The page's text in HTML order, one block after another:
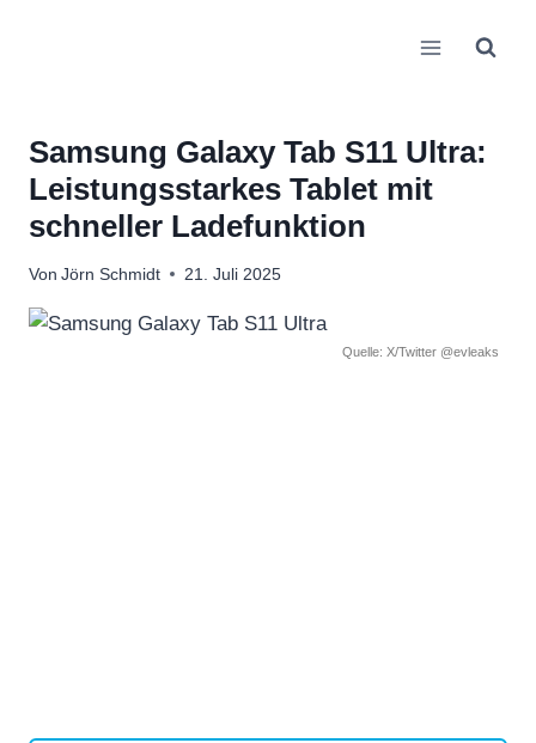
Samsung Galaxy Tab S11 Ultra:
Leistungsstarkes Tablet mit
schneller Ladefunktion
Von Jörn Schmidt 21. Juli 2025
Quelle: X/Twitter @evleaks